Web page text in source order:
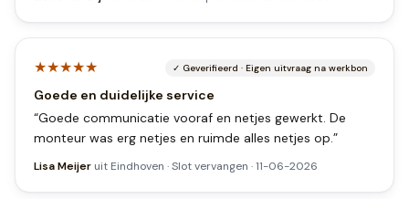
★★★★★ ✓ Geverifieerd · Eigen uitvraag na werkbon
Goede en duidelijke service
“Goede communicatie vooraf en netjes gewerkt. De
monteur was erg netjes en ruimde alles netjes op.”
Lisa Meijer uit Eindhoven ·Slot vervangen ·11-06-2026